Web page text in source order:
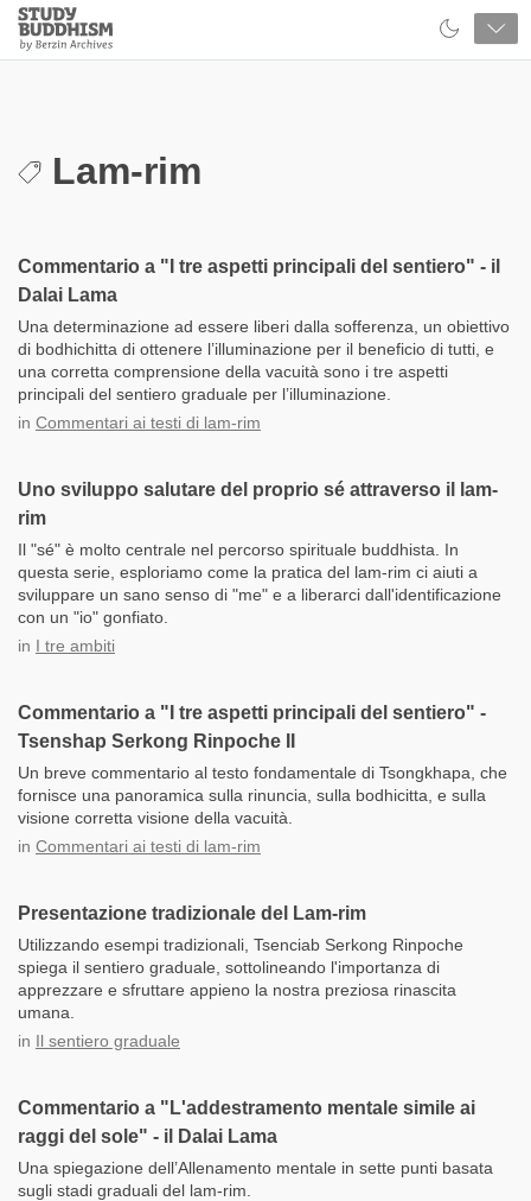
Close
Study
Buddhism
Lam-rim
Commentario a "I tre aspetti principali del sentiero" - il
Dalai Lama
Una determinazione ad essere liberi dalla sofferenza, un obiettivo
di bodhichitta di ottenere l’illuminazione per il beneficio di tutti, e
una corretta comprensione della vacuità sono i tre aspetti
principali del sentiero graduale per l’illuminazione.
in Commentari ai testi di lam-rim
Uno sviluppo salutare del proprio sé attraverso il lam-
rim
Il "sé" è molto centrale nel percorso spirituale buddhista. In
questa serie, esploriamo come la pratica del lam-rim ci aiuti a
sviluppare un sano senso di "me" e a liberarci dall'identificazione
con un "io" gonfiato.
in I tre ambiti
Commentario a "I tre aspetti principali del sentiero" -
Tsenshap Serkong Rinpoche II
Un breve commentario al testo fondamentale di Tsongkhapa, che
fornisce una panoramica sulla rinuncia, sulla bodhicitta, e sulla
visione corretta visione della vacuità.
in Commentari ai testi di lam-rim
Presentazione tradizionale del Lam-rim
Utilizzando esempi tradizionali, Tsenciab Serkong Rinpoche
spiega il sentiero graduale, sottolineando l'importanza di
apprezzare e sfruttare appieno la nostra preziosa rinascita
umana.
in Il sentiero graduale
Commentario a "L'addestramento mentale simile ai
raggi del sole" - il Dalai Lama
Una spiegazione dell’Allenamento mentale in sette punti basata
sugli stadi graduali del lam-rim.